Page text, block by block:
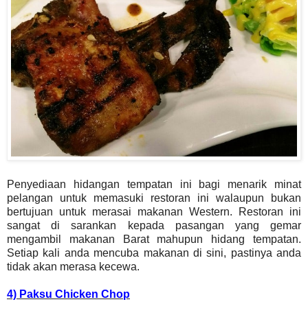
Penyediaan hidangan tempatan ini bagi menarik minat
pelangan untuk memasuki restoran ini walaupun bukan
bertujuan untuk merasai makanan Western. Restoran ini
sangat di sarankan kepada pasangan yang gemar
mengambil makanan Barat mahupun hidang tempatan.
Setiap kali anda mencuba makanan di sini, pastinya anda
tidak akan merasa kecewa.
4) Paksu Chicken Chop